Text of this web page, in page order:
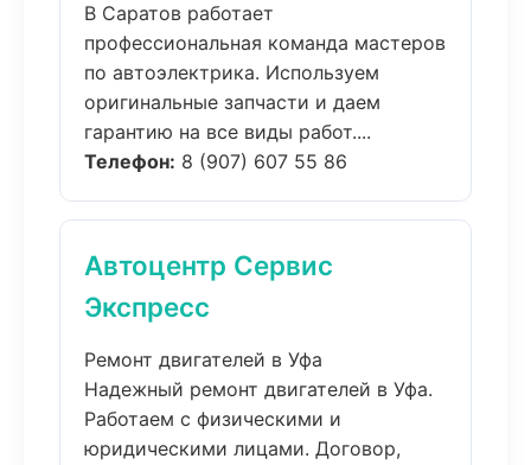
В Саратов работает
профессиональная команда мастеров
по автоэлектрика. Используем
оригинальные запчасти и даем
гарантию на все виды работ....
Телефон: 8 (907) 607 55 86
Автоцентр Сервис
Экспресс
Ремонт двигателей в Уфа
Надежный ремонт двигателей в Уфа.
Работаем с физическими и
юридическими лицами. Договор,